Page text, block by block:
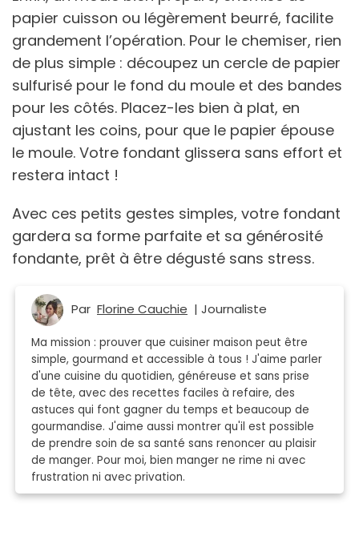
papier cuisson ou légèrement beurré, facilite
grandement l’opération. Pour le chemiser, rien
de plus simple : découpez un cercle de papier
sulfurisé pour le fond du moule et des bandes
pour les côtés. Placez-les bien à plat, en
ajustant les coins, pour que le papier épouse
le moule. Votre fondant glissera sans effort et
restera intact !
Avec ces petits gestes simples, votre fondant
gardera sa forme parfaite et sa générosité
fondante, prêt à être dégusté sans stress.
Par Florine Cauchie | Journaliste
Ma mission : prouver que cuisiner maison peut être
simple, gourmand et accessible à tous ! J'aime parler
d'une cuisine du quotidien, généreuse et sans prise
de tête, avec des recettes faciles à refaire, des
astuces qui font gagner du temps et beaucoup de
gourmandise. J'aime aussi montrer qu'il est possible
de prendre soin de sa santé sans renoncer au plaisir
de manger. Pour moi, bien manger ne rime ni avec
frustration ni avec privation.